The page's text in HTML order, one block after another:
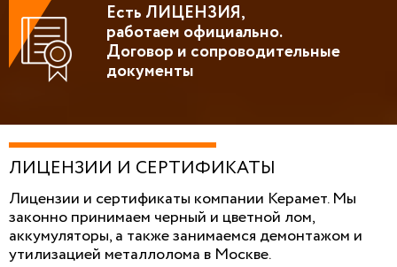
Есть ЛИЦЕНЗИЯ,
работаем официально.
Договор и сопроводительные
документы
ЛИЦЕНЗИИ И СЕРТИФИКАТЫ
Лицензии и сертификаты компании Керамет. Мы
законно принимаем черный и цветной лом,
аккумуляторы, а также занимаемся демонтажом и
утилизацией металлолома в Москве.